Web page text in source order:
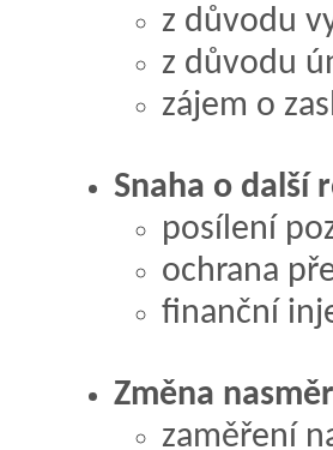
z důvodu
z důvodu
zájem o
Snaha o další
posílení
ochrana
finanční
Změna
zaměření